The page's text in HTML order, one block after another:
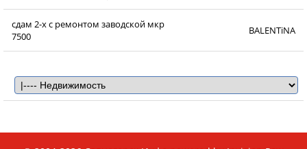
сдам 2-х с ремонтом заводской мкр
7500
BALENTiNA